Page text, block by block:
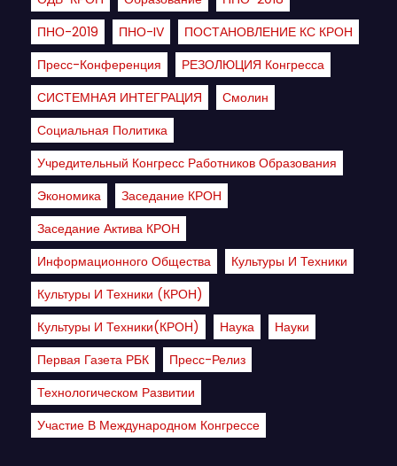
ПНО-2019
ПНО-IV
ПОСТАНОВЛЕНИЕ КС КРОН
Пресс-Конференция
РЕЗОЛЮЦИЯ Конгресса
СИСТЕМНАЯ ИНТЕГРАЦИЯ
Смолин
Социальная Политика
Учредительный Конгресс Работников Образования
Экономика
Заседание КРОН
Заседание Актива КРОН
Информационного Общества
Культуры И Техники
Культуры И Техники (КРОН)
Культуры И Техники(КРОН)
Наука
Науки
Первая Газета РБК
Пресс-Релиз
Технологическом Развитии
Участие В Международном Конгрессе